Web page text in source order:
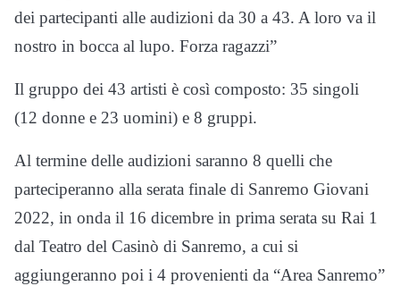
dei partecipanti alle audizioni da 30 a 43. A loro va il
nostro in bocca al lupo. Forza ragazzi”
Il gruppo dei 43 artisti è così composto: 35 singoli
(12 donne e 23 uomini) e 8 gruppi.
Al termine delle audizioni saranno 8 quelli che
parteciperanno alla serata finale di Sanremo Giovani
2022, in onda il 16 dicembre in prima serata su Rai 1
dal Teatro del Casinò di Sanremo, a cui si
aggiungeranno poi i 4 provenienti da “Area Sanremo”